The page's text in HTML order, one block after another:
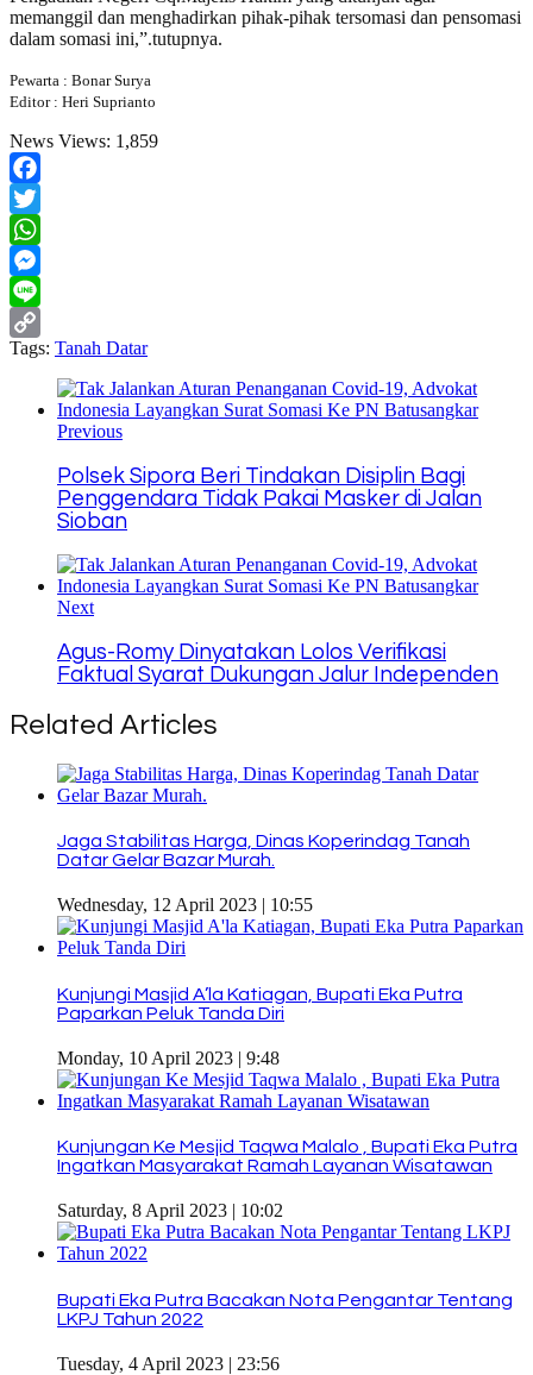
memanggil dan menghadirkan pihak-pihak tersomasi dan pensomasi
dalam somasi ini,”.tutupnya.
Pewarta : Bonar Surya
Editor : Heri Suprianto
News Views: 1,859
Facebook
Twitter
WhatsApp
Messenger
Line
Copy
Tags: Tanah Datar
Previous
Polsek Sipora Beri Tindakan Disiplin Bagi
Penggendara Tidak Pakai Masker di Jalan
Sioban
Next
Agus-Romy Dinyatakan Lolos Verifikasi
Faktual Syarat Dukungan Jalur Independen
Related Articles
Jaga Stabilitas Harga, Dinas Koperindag Tanah
Datar Gelar Bazar Murah.
Wednesday, 12 April 2023 | 10:55
Kunjungi Masjid A’la Katiagan, Bupati Eka Putra
Paparkan Peluk Tanda Diri
Monday, 10 April 2023 | 9:48
Kunjungan Ke Mesjid Taqwa Malalo , Bupati Eka Putra
Ingatkan Masyarakat Ramah Layanan Wisatawan
Saturday, 8 April 2023 | 10:02
Bupati Eka Putra Bacakan Nota Pengantar Tentang
LKPJ Tahun 2022
Tuesday, 4 April 2023 | 23:56